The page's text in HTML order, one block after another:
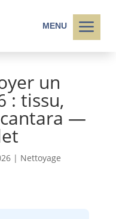
MENU a
un
: tissu,
—
| Nettoyage